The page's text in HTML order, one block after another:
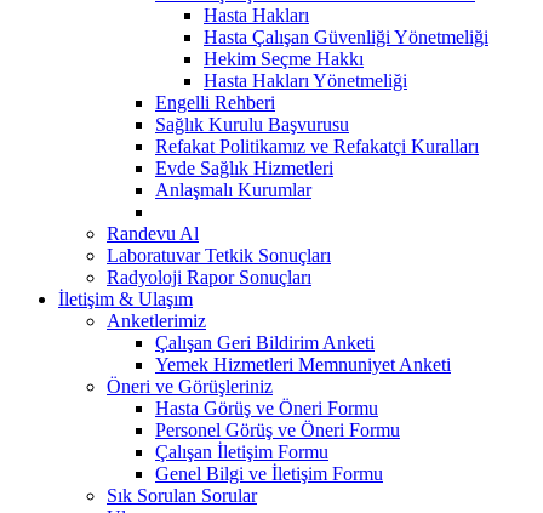
Hasta Hakları
Hasta Çalışan Güvenliği Yönetmeliği
Hekim Seçme Hakkı
Hasta Hakları Yönetmeliği
Engelli Rehberi
Sağlık Kurulu Başvurusu
Refakat Politikamız ve Refakatçi Kuralları
Evde Sağlık Hizmetleri
Anlaşmalı Kurumlar
Randevu Al
Laboratuvar Tetkik Sonuçları
Radyoloji Rapor Sonuçları
İletişim & Ulaşım
Anketlerimiz
Çalışan Geri Bildirim Anketi
Yemek Hizmetleri Memnuniyet Anketi
Öneri ve Görüşleriniz
Hasta Görüş ve Öneri Formu
Personel Görüş ve Öneri Formu
Çalışan İletişim Formu
Genel Bilgi ve İletişim Formu
Sık Sorulan Sorular